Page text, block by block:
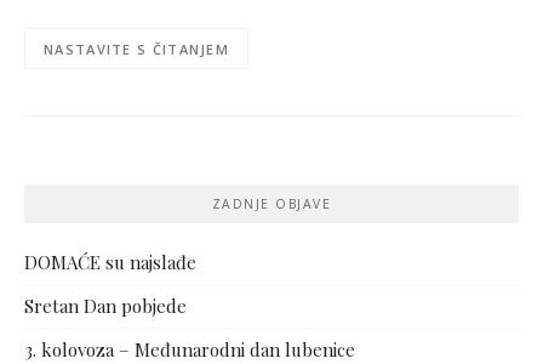
NASTAVITE S ČITANJEM
ZADNJE OBJAVE
DOMAĆE su najslađe
Sretan Dan pobjede
3. kolovoza – Međunarodni dan lubenice